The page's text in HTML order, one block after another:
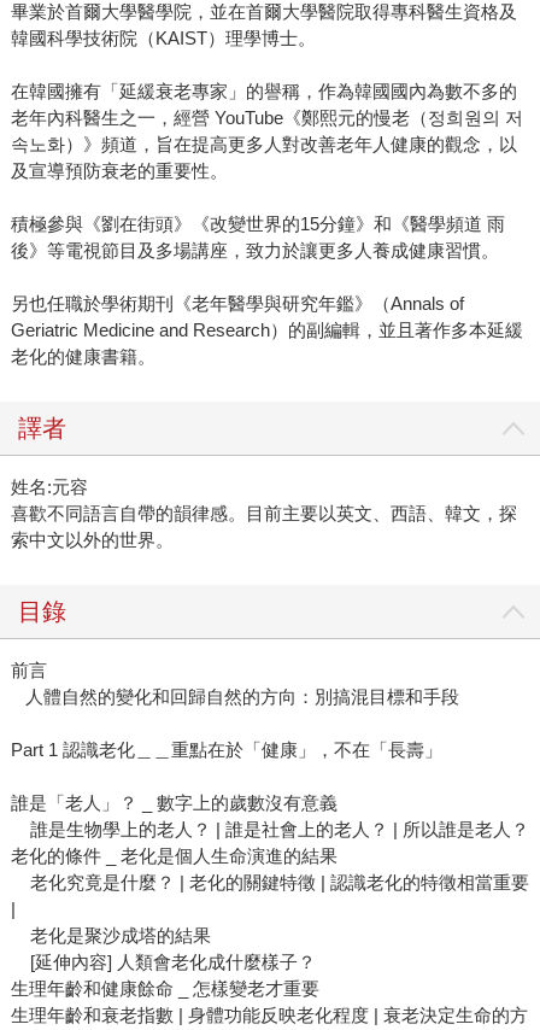
畢業於首爾大學醫學院，並在首爾大學醫院取得專科醫生資格及
韓國科學技術院（KAIST）理學博士。
在韓國擁有「延緩衰老專家」的譽稱，作為韓國國內為數不多的
老年內科醫生之一，經營 YouTube《鄭熙元的慢老（정희원의 저
속노화）》頻道，旨在提高更多人對改善老年人健康的觀念，以
及宣導預防衰老的重要性。
積極參與《劉在街頭》《改變世界的15分鐘》和《醫學頻道 雨
後》等電視節目及多場講座，致力於讓更多人養成健康習慣。
另也任職於學術期刊《老年醫學與研究年鑑》（Annals of
Geriatric Medicine and Research）的副編輯，並且著作多本延緩
老化的健康書籍。
譯者
姓名:元容
喜歡不同語言自帶的韻律感。目前主要以英文、西語、韓文，探
索中文以外的世界。
目錄
前言
人體自然的變化和回歸自然的方向：別搞混目標和手段
Part 1 認識老化＿＿重點在於「健康」，不在「長壽」
誰是「老人」？ _ 數字上的歲數沒有意義
誰是生物學上的老人？ | 誰是社會上的老人？ | 所以誰是老人？
老化的條件 _ 老化是個人生命演進的結果
老化究竟是什麼？ | 老化的關鍵特徵 | 認識老化的特徵相當重要
|
老化是聚沙成塔的結果
[延伸內容] 人類會老化成什麼樣子？
生理年齡和健康餘命 _ 怎樣變老才重要
生理年齡和衰老指數 | 身體功能反映老化程度 | 衰老決定生命的方